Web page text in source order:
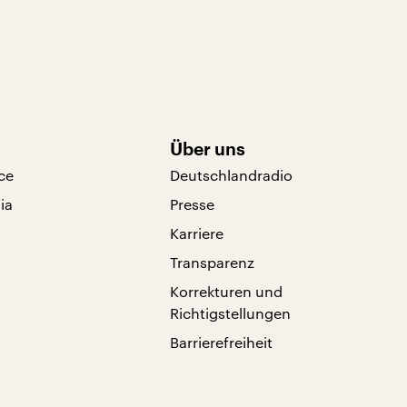
Über uns
Deutschlandradio
Presse
Karriere
Transparenz
Korrekturen und
Richtigstellungen
Barrierefreiheit